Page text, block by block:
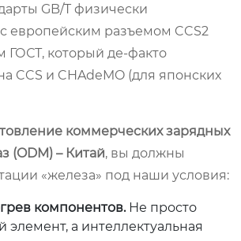
GB/T физически
европейским разъемом CCS2
ГОСТ, который де-факто
CCS и CHAdeMO (для японских
коммерческих зарядных
(ODM) – Китай, вы должны
«железа» под наши условия:
компонентов.Не просто
элемент, а интеллектуальная